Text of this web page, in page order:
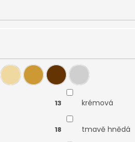
13 krémová
18 tmavě hnědá